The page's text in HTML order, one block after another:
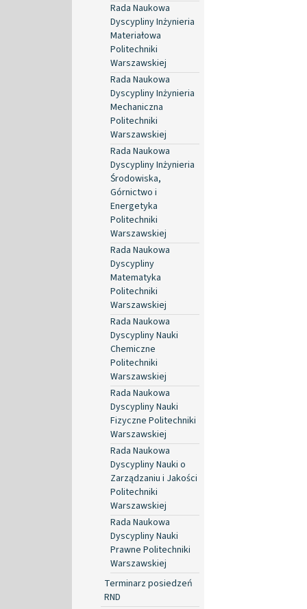
Rada Naukowa
Dyscypliny Inżynieria
Materiałowa
Politechniki
Warszawskiej
Rada Naukowa
Dyscypliny Inżynieria
Mechaniczna
Politechniki
Warszawskiej
Rada Naukowa
Dyscypliny Inżynieria
Środowiska,
Górnictwo i
Energetyka
Politechniki
Warszawskiej
Rada Naukowa
Dyscypliny
Matematyka
Politechniki
Warszawskiej
Rada Naukowa
Dyscypliny Nauki
Chemiczne
Politechniki
Warszawskiej
Rada Naukowa
Dyscypliny Nauki
Fizyczne Politechniki
Warszawskiej
Rada Naukowa
Dyscypliny Nauki o
Zarządzaniu i Jakości
Politechniki
Warszawskiej
Rada Naukowa
Dyscypliny Nauki
Prawne Politechniki
Warszawskiej
Terminarz posiedzeń
RND